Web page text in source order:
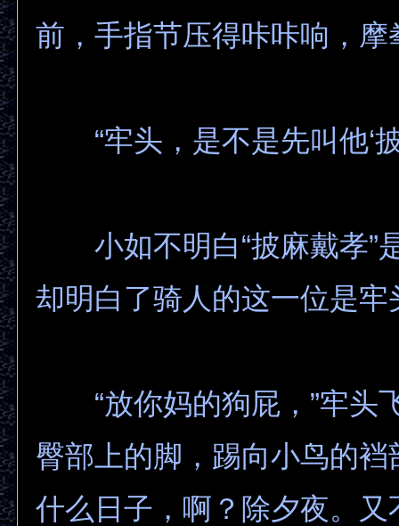
前，手指节压得咔咔响，摩
“牢头，是不是先叫他‘披
小如不明白“披麻戴孝”
却明白了骑人的这一位是牢
“放你妈的狗屁，”牢头
臀部上的脚，踢向小鸟的裆
什么日子，啊？除夕夜。又